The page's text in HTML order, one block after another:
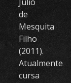
Julio
de
Mesquita
Filho
(2011).
Atualmente
cursa